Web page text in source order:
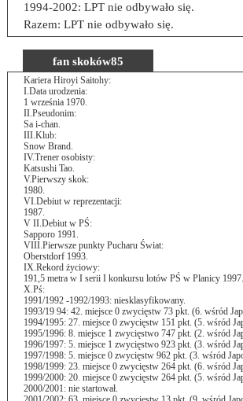
1994-2002: LPT nie odbywało się.
Razem: LPT nie odbywało się.
fan skoków85
Kariera Hiroyi Saitohy:
I.Data urodzenia:
1 września 1970.
II.Pseudonim:
Sa i-chan.
III.Klub:
Snow Brand.
IV.Trener osobisty:
Katsushi Tao.
V.Pierwszy skok:
1980.
VI.Debiut w reprezentacji:
1987.
V II.Debiut w PŚ:
Sapporo 1991.
VIII.Pierwsze punkty Pucharu Świat:
Oberstdorf 1993.
IX.Rekord życiowy:
191,5 metra w I serii I konkursu lotów PŚ w Planicy 1997.
X.Pś:
1991/1992 -1992/1993: niesklasyfikowany.
1993/19 94: 42. miejsce 0 zwycięstw 73 pkt. (6. wśród
1994/1995: 27. miejsce 0 zwycięstw 151 pkt. (5. wśród
1995/1996: 8. miejsce 1 zwycięstwo 747 pkt. (2. wśród
1996/1997: 5. miejsce 1 zwycięstwo 923 pkt. (3. wśród
1997/1998: 5. miejsce 0 zwycięstw 962 pkt. (3. wśród
1998/1999: 23. miejsce 0 zwycięstw 264 pkt. (6. wśród
1999/2000: 20. miejsce 0 zwycięstw 264 pkt. (5. wśród
2000/2001: nie startował.